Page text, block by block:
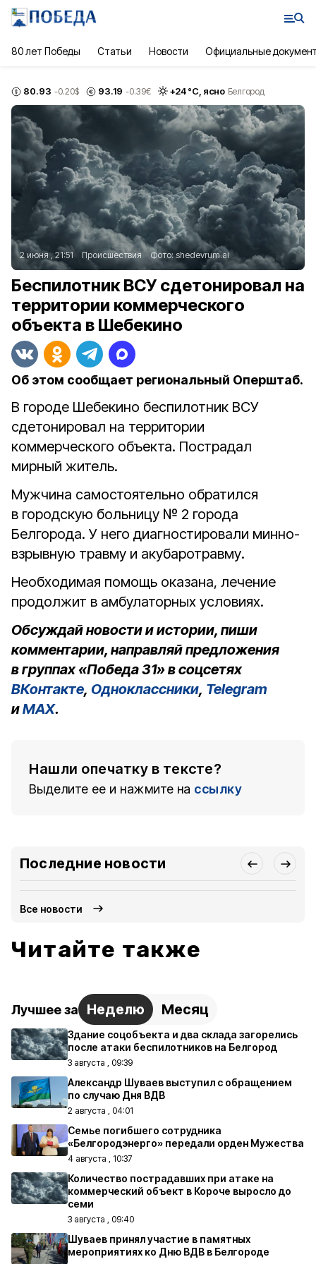
80 лет Победы Статьи Новости Официальные
80.93 -0.20$ 93.19 -0.39€ +24°С, ясно Белгород
2 июня , 21:51 Происшествия Фото:shedevrum.ai
Беспилотник ВСУ сдетонировал на
территории коммерческого
объекта в Шебекино
Об этом сообщает региональный Оперштаб.
В городе Шебекино беспилотник ВСУ
сдетонировал на территории
коммерческого объекта. Пострадал
мирный житель.
Мужчина самостоятельно обратился
в городскую больницу № 2 города
Белгорода. У него диагностировали минно-
взрывную травму и акубаротравму.
Необходимая помощь оказана, лечение
продолжит в амбулаторных условиях.
Обсуждай новости и истории, пиши
комментарии, направляй предложения
в группах «Победа 31» в соцсетях
ВКонтакте, Одноклассники, Telegram
иMAX.
Нашли опечатку в тексте?
Выделите ее и нажмите на ссылку
Последние новости
Все новости
Читайте также
Лучшее за Неделю Месяц
Здание соцобъекта и два склада загорелись
после атаки беспилотников на Белгород
3 августа , 09:39
Александр Шуваев выступил с обращением
по случаю Дня ВДВ
2 августа , 04:01
Семье погибшего сотрудника
«Белгородэнерго» передали орден Мужества
4 августа , 10:37
Количество пострадавших при атаке на
коммерческий объект в Короче выросло до
семи
3 августа , 09:40
Шуваев принял участие в памятных
мероприятиях ко Дню ВДВ в Белгороде